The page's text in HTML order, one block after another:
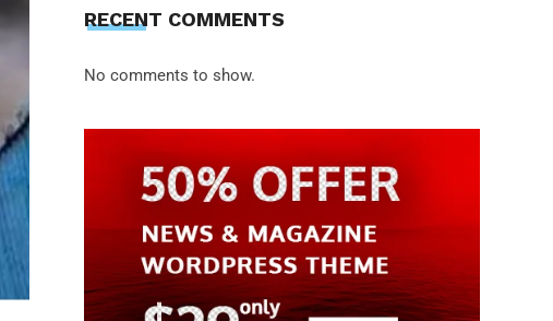
RECENT COMMENTS
No comments to show.